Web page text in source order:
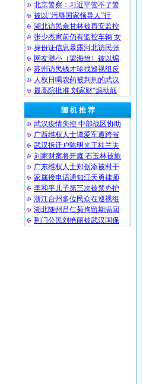
北京警察：习近平管不了警
被以“污辱国家领导人”行
湖北访民余甘林被再安监控
张少杰家前仍有监控车辆 女
身份证信息暴露河北访民张
网友渺小（梁海怡）被以煽
苏州访民钱才珍找巡视组反
人权日喝农药被判刑的武汉
最高院批准 刘家财“煽动颠
随 机 推 荐
武汉疫情失控 中部战区协助
广西维权人士谭爱军遭跨省
武汉拆迁户陈明光王桂兰夫
刘家财案将开庭 石玉林被旅
广东维权人士郑创添被村干
家属接电话通知江天勇律师
李和平儿子第三次被禁办护
浙江台州多位民众在巡视组
湖北随州吕仁菊拘留期满回
荆门公民刘艳丽被武汉国保